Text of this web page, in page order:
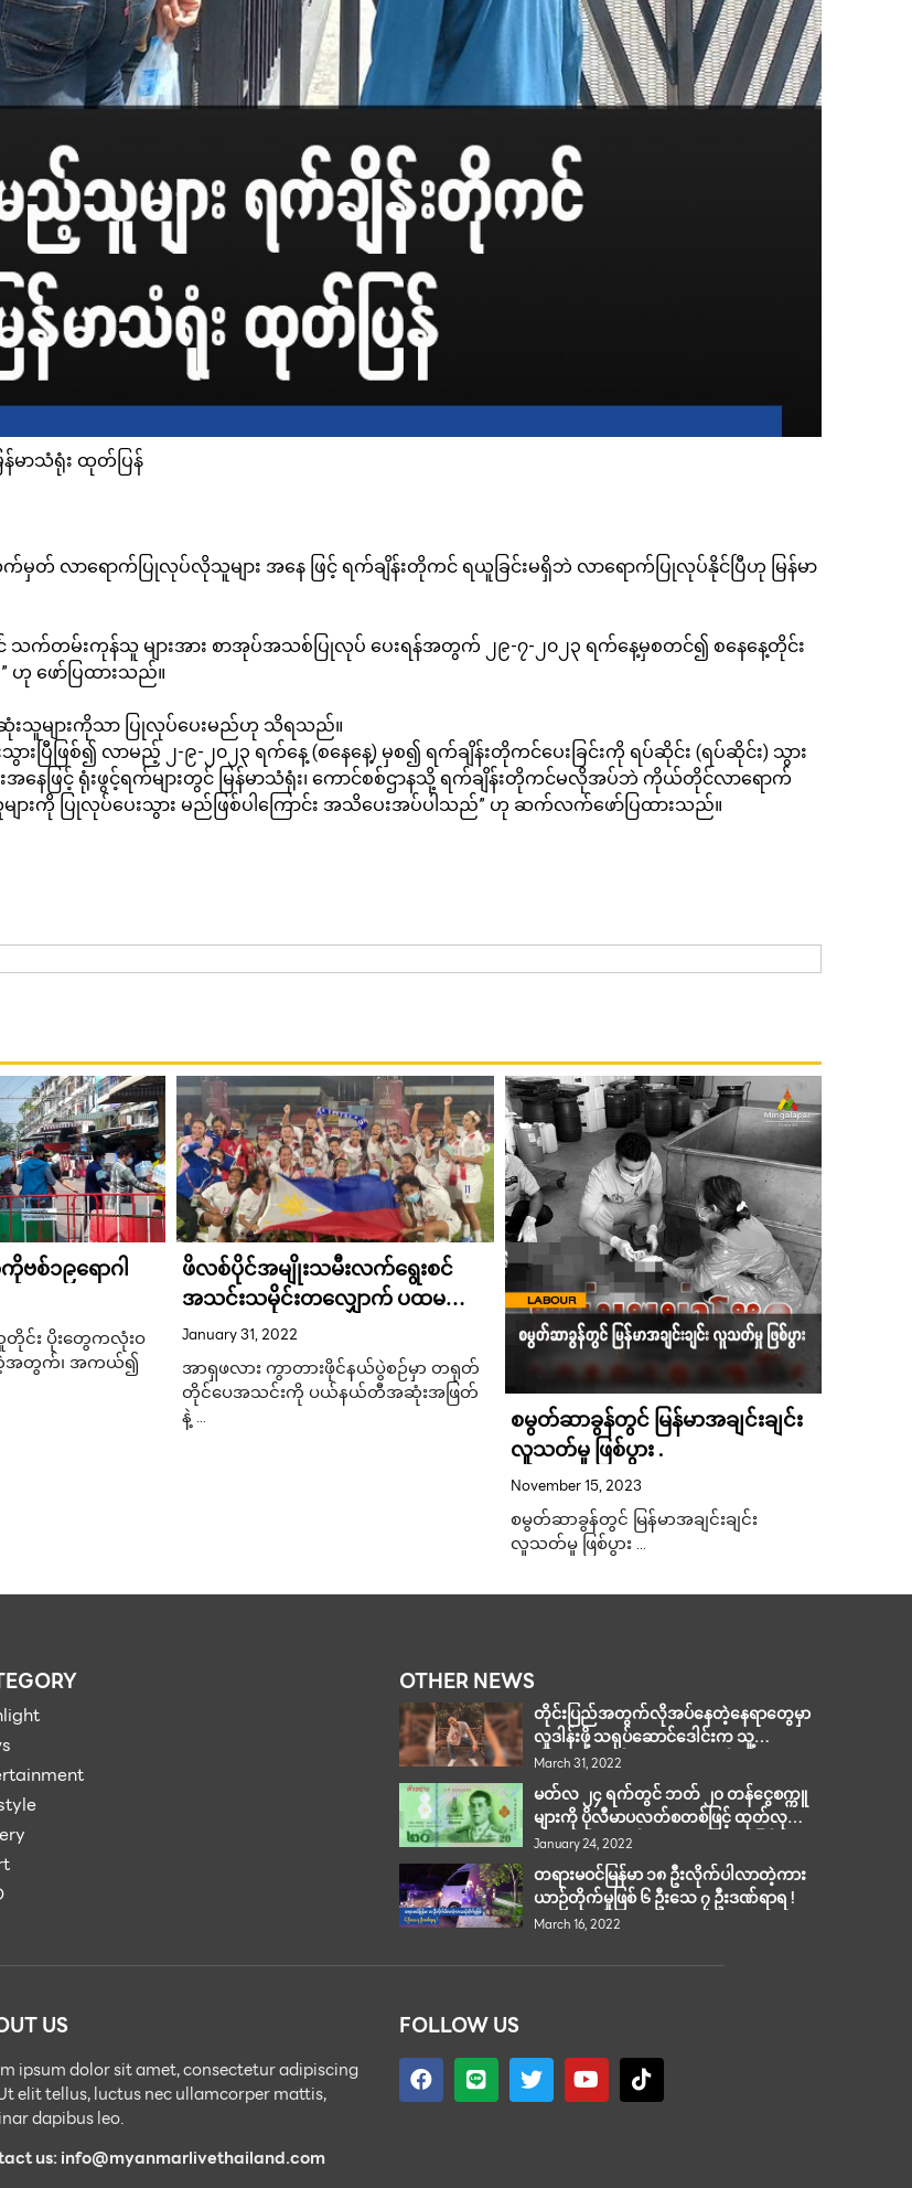
မာသံရုံး ထုတ်ပြန်
မှတ် လာရောက်ပြုလုပ်လိုသူများ အနေ ဖြင့် ရက်ချိန်းတိုကင် ရယူခြင်းမရှိဘဲ လာရောက်ပြုလုပ်နိုင်ပြီဟု မြန်မာ
သက်တမ်းကုန်သူ များအား စာအုပ်အသစ်ပြုလုပ် ပေးရန်အတွက် ၂၉-၇-၂၀၂၃ ရက်နေ့မှစတင်၍ စနေနေ့တိုင်း
ဖော်ပြထားသည်။
သူများကိုသာ ပြုလုပ်ပေးမည်ဟု သိရသည်။
ဖြစ်၍ လာမည့် ၂-၉-၂၀၂၃ ရက်နေ့ (စနေနေ့) မှစ၍ ရက်ချိန်းတိုကင်ပေးခြင်းကို ရပ်ဆိုင်း (ရပ်ဆိုင်း) သွား
နေဖြင့် ရုံးဖွင့်ရက်များတွင် မြန်မာသံရုံး၊ ကောင်စစ်ဌာနသို့ ရက်ချိန်းတိုကင်မလိုအပ်ဘဲ ကိုယ်တိုင်လာရောက်
ားကို ပြုလုပ်ပေးသွား မည်ဖြစ်ပါကြောင်း အသိပေးအပ်ပါသည်” ဟု ဆက်လက်ဖော်ပြထားသည်။
စ်၁၉ရောဂါ
င်း ပိုးတွေကလုံးဝ
တဲ့အတွက်၊ အကယ်၍
ဖိလစ်ပိုင်အမျိုးသမီးလက်ရွေးစင်
အသင်းသမိုင်းတလျှောက် ပထမဆုံး
အကြိမ် ကမ္ဘာ့ဖလားခြေစစ်ပွဲ
အောင်မြင်
January 31, 2022
အာရှဖလား ကွာတားဖိုင်နယ်ပွဲစဉ်မှာ တရုတ်
တိုင်ပေအသင်းကို ပယ်နယ်တီအဆုံးအဖြတ်
နဲ့ …
စမွတ်ဆာခွန်တွင် မြန်မာအချင်းချင်း
လူသတ်မှု ဖြစ်ပွား .
November 15, 2023
စမွတ်ဆာခွန်တွင် မြန်မာအချင်းချင်း
လူသတ်မှု ဖြစ်ပွား …
OTHER NEWS
တိုင်းပြည်အတွက်လိုအပ်နေတဲ့နေရာတွေမှာ
လှုဒါန်းဖို့ သရုပ်ဆောင်ဒေါင်းက သူ့
အနုပညာလက်ရာတွေကို ရောင်းချတဲ့
အစီအစဉ်ပြုလုပ်
March 31, 2022
မတ်လ ၂၄ ရက်တွင် ဘတ် ၂၀ တန်ငွေစက္ကူ
များကို ပိုလီမာပလတ်စတစ်ဖြင့် ထုတ်လုပ်
တော့မည်ဟု ထိုင်းဗဟိုဘဏ် ထုတ်ပြန်
January 24, 2022
တရားမဝင်မြန်မာ ၁၈ ဦးလိုက်ပါလာတဲ့ကား
ယာဉ်တိုက်မှုဖြစ် ၆ ဦးသေ ၇ ဦးဒဏ်ရာရ !
March 16, 2022
US
ipsum dolor sit amet, consectetur adipiscing
elit tellus, luctus nec ullamcorper mattis,
dapibus leo.
us: info@myanmarlivethailand.com
FOLLOW US